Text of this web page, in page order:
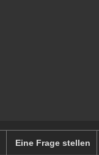
Eine Frage stellen